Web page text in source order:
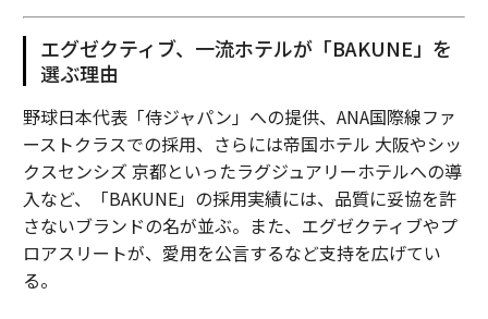
エグゼクティブ、一流ホテルが「BAKUNE」を
選ぶ理由
野球日本代表「侍ジャパン」への提供、ANA国際線ファ
ーストクラスでの採用、さらには帝国ホテル 大阪やシッ
クスセンシズ 京都といったラグジュアリーホテルへの導
入など、「BAKUNE」の採用実績には、品質に妥協を許
さないブランドの名が並ぶ。また、エグゼクティブやプ
ロアスリートが、愛用を公言するなど支持を広げてい
る。